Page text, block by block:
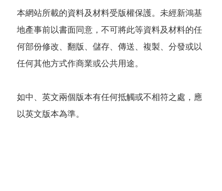
可持續發展
人物故事
本網站所載的資料及材料受版權保護。未經新鴻基
地產事前以書面同意，不可將此等資料及材料的任
何部份修改、翻版、儲存、傳送、複製、分發或以
任何其他方式作商業或公共用途。
如中、英文兩個版本有任何抵觸或不相符之處，應
以英文版本為準。